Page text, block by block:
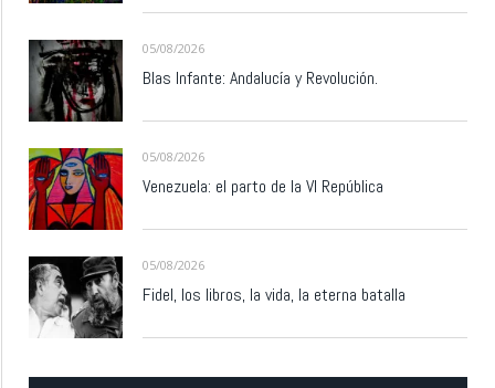
05/08/2026
Blas Infante: Andalucía y Revolución.
05/08/2026
Venezuela: el parto de la VI República
05/08/2026
Fidel, los libros, la vida, la eterna batalla